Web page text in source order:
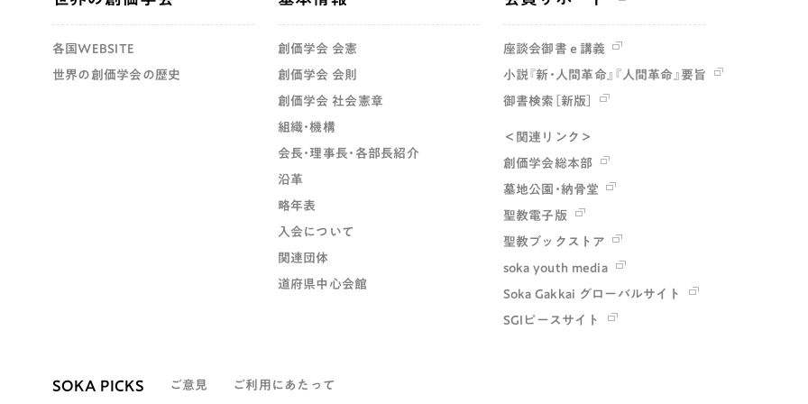
各国WEBSITE
世界の創価学会の歴史
創価学会 会憲
創価学会 会則
創価学会 社会憲章
組織・機構
会長・理事長・各部長紹介
沿革
略年表
入会について
関連団体
道府県中心会館
座談会御書ｅ講義
小説『新・人間革命』『人間革命』要旨
御書検索［新版］
＜関連リンク＞
創価学会総本部
墓地公園・納骨堂
聖教電子版
聖教ブックストア
soka youth media
Soka Gakkai グローバルサイト
SGIピースサイト
SOKA PICKS ご意見 ご利用にあたって